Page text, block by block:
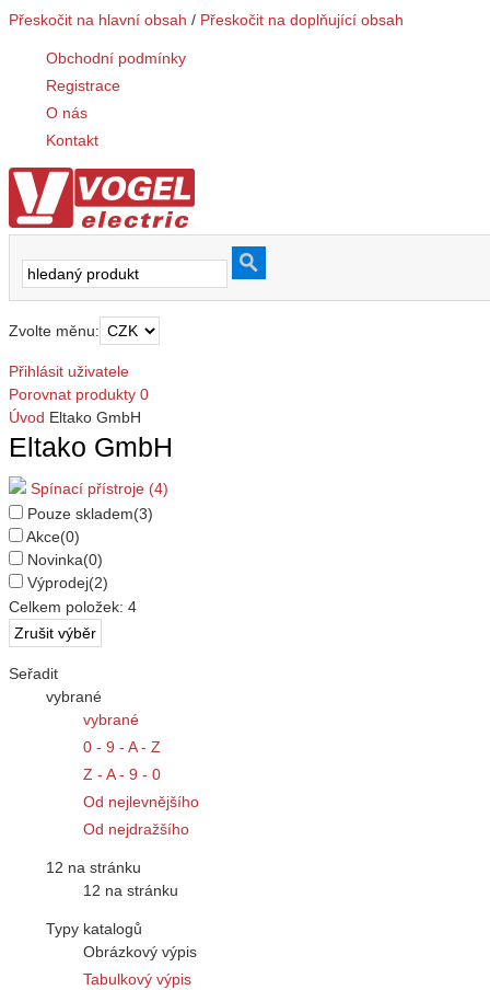
Přeskočit na hlavní obsah / Přeskočit na doplňující obsah
Obchodní podmínky
Registrace
O nás
Kontakt
Zvolte měnu:
Přihlásit uživatele
Porovnat produkty 0
Úvod Eltako GmbH
Eltako GmbH
Spínací přístroje (4)
Pouze skladem(3)
Akce(0)
Novinka(0)
Výprodej(2)
Celkem položek: 4
Seřadit
vybrané
vybrané
0 - 9 - A - Z
Z - A - 9 - 0
Od nejlevnějšího
Od nejdražšího
12 na stránku
12 na stránku
Typy katalogů
Obrázkový výpis
Tabulkový výpis